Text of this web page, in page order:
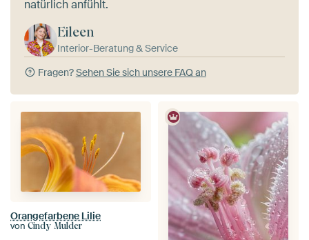
natürlich anfühlt.
Eileen
Interior-Beratung & Service
Fragen?Sehen Sie sich unsere FAQ an
Orangefarbene Lilie
von Cindy Mulder